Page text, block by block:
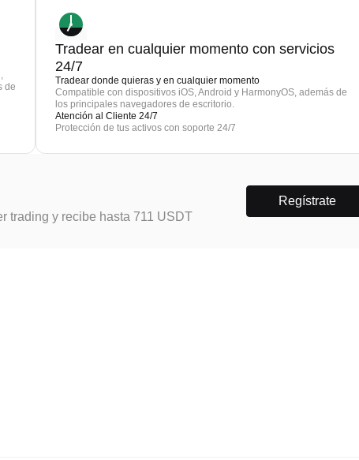
de
Tradear en cualquier momento con servicios
24/7
Tradear donde quieras y en cualquier momento
Compatible con dispositivos iOS, Android y HarmonyOS, además de
los principales navegadores de escritorio.
Atención al Cliente 24/7
Protección de tus activos con soporte 24/7
trading y recibe hasta 711 USDT
Regístrate